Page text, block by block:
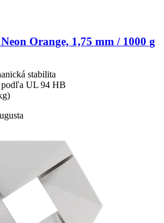
Orange, 1,75 mm / 1000 g
stabilita
UL 94 HB